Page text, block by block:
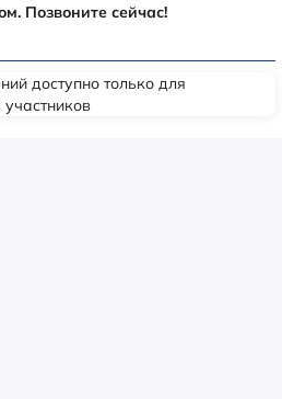
Позвоните сейчас!
доступно только для